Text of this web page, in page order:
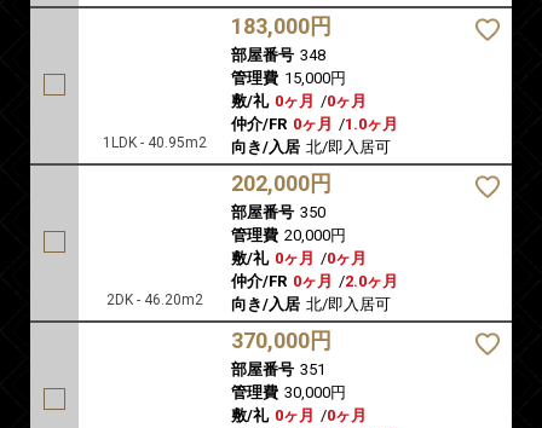
1LDK - 40.95m2
183,000円
部屋番号 348
管理費 15,000円
敷/礼 0ヶ月 /0ヶ月
仲介/FR 0ヶ月 /1.0ヶ月
向き/入居 北/即入居可
2DK - 46.20m2
202,000円
部屋番号 350
管理費 20,000円
敷/礼 0ヶ月 /0ヶ月
仲介/FR 0ヶ月 /2.0ヶ月
向き/入居 北/即入居可
370,000円
部屋番号 351
管理費 30,000円
敷/礼 0ヶ月 /0ヶ月